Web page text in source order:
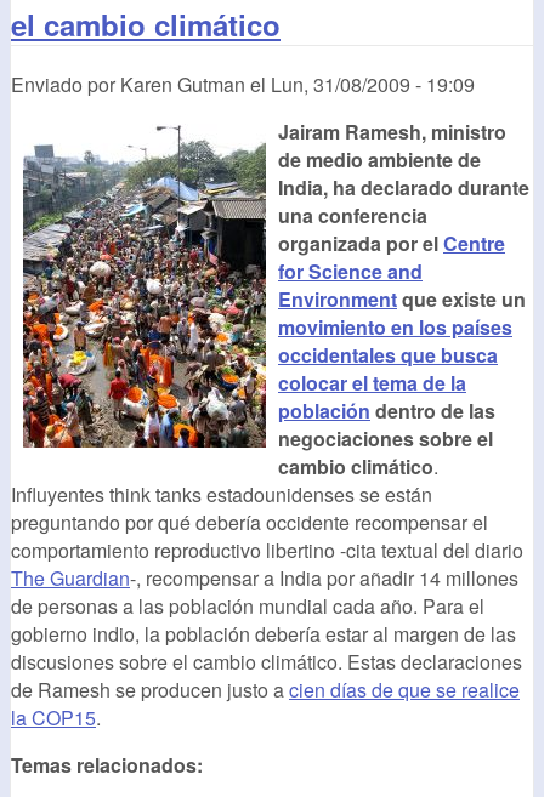
el cambio climático
Enviado por Karen Gutman el Lun, 31/08/2009 - 19:09
Jairam Ramesh, ministro
de medio ambiente de
India, ha declarado durante
una conferencia
organizada por elCentre
for Science and
Environmentque existe un
movimiento en los países
occidentales que busca
colocar el tema de la
población dentro de las
negociaciones sobre el
cambio climático.
Influyentes think tanks estadounidenses se están
preguntando por qué debería occidente recompensar el
comportamiento reproductivo libertino -cita textual del diario
The Guardian-, recompensar a India por añadir 14 millones
de personas a las población mundial cada año. Para el
gobierno indio, la población debería estar al margen de las
discusiones sobre el cambio climático. Estas declaraciones
de Ramesh se producen justo acien días de que se realice
la COP15.
Temas relacionados: